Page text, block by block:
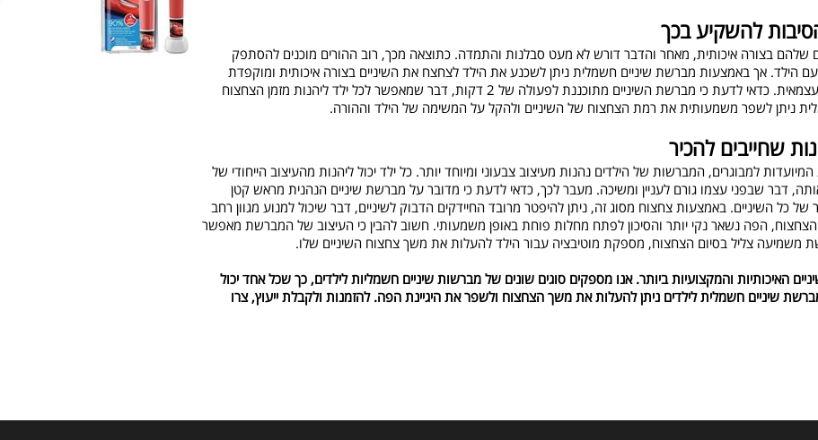
להשקיע בכך
שלהם בצורה איכותית, מאחר והדבר דורש לא מעט סבלנות והתמדה. כתוצאה מכך, רוב ההורים מוכנים להסתפק
הילד. אך באמצעות מברשת שיניים חשמלית ניתן לשכנע את הילד לצחצח את השיניים בצורה איכותית ומוקפדת
יותר, מאחר והמברשת מבצעת את פעולת הצחצוח בצורה עצמאית. כדאי לדעת כי מברשת השיניים מתוכננת לפעולה של 2 דקות, דבר שמאפשר לכל ילד ליהנות מזמן הצחצוח
ניתן לשפר משמעותית את רמת הצחצוח של השיניים ולהקל על המשימה של הילד וההורה.
שחייבים להכיר
למבוגרים, המברשות של הילדים נהנות מעיצוב צבעוני ומיוחד יותר. כל ילד יכול ליהנות מהעיצוב הייחודי של
דבר שבפני עצמו גורם לעניין ומשיכה. מעבר לכך, כדאי לדעת כי מדובר על מברשת שיניים הנהנית מראש קטן
של כל השיניים. באמצעות צחצוח מסוג זה, ניתן להיפטר מרובד החיידקים הדבוק לשיניים, דבר שיכול למנוע מגוון רחב
הפה נשאר נקי יותר והסיכון לפתח מחלות פוחת באופן משמעותי. חשוב להבין כי העיצוב של המברשת מאפשר
משמיעה צליל בסיום הצחצוח, מספקת מוטיבציה עבור הילד להעלות את משך צחצוח השיניים שלו.
האיכותיות והמקצועיות ביותר. אנו מספקים סוגים שונים של מברשות שיניים חשמליות לילדים, כך שכל אחד יכול
שיניים חשמלית לילדים ניתן להעלות את משך הצחצוח ולשפר את היגיינת הפה. להזמנות ולקבלת ייעוץ, צרו